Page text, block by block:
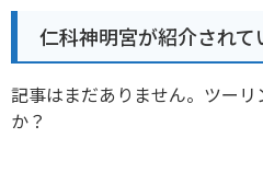
仁科神明宮が紹介され
記事はまだありません。ツー
か？